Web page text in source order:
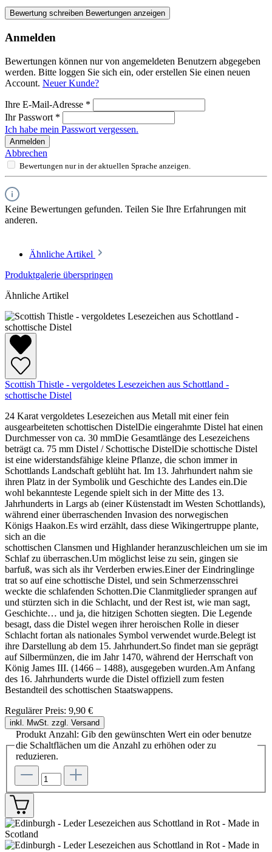
Bewertung schreiben Bewertungen anzeigen
Anmelden
Bewertungen können nur von angemeldeten Benutzern abgegeben
werden. Bitte loggen Sie sich ein, oder erstellen Sie einen neuen
Account. Neuer Kunde?
Ihre E-Mail-Adresse *
Ihr Passwort *
Ich habe mein Passwort vergessen.
Anmelden
Abbrechen
Bewertungen nur in der aktuellen Sprache anzeigen.
Keine Bewertungen gefunden. Teilen Sie Ihre Erfahrungen mit
anderen.
Ähnliche Artikel
Produktgalerie überspringen
Ähnliche Artikel
Scottish Thistle - vergoldetes Lesezeichen aus Schottland -
schottische Distel
24 Karat vergoldetes Lesezeichen aus Metall mit einer fein
ausgearbeiteten schottischen DistelDie eingerahmte Distel hat einen
Durchmesser von ca. 30 mmDie Gesamtlänge des Lesezeichens
beträgt ca. 75 mm Distel / Schottische DistelDie schottische Distel
ist eine widerstandsfähige kleine Pflanze, die schon immer in
Schottlands Landschaft geblüht hat. Im 13. Jahrhundert nahm sie
ihren Platz in der Symbolik und Geschichte des Landes ein.Die
wohl bekannteste Legende spielt sich in der Mitte des 13.
Jahrhunderts in Largs ab (einer Küstenstadt im Westen Schottlands),
während einer überraschenden Invasion des norwegischen
Königs Haakon.Es wird erzählt, dass diese Wikingertruppe plante,
sich an die
schottischen Clansmen und Highlander heranzuschleichen um sie im
Schlaf zu überraschen.Um möglichst leise zu sein, gingen sie
barfuß, was sich als ihr Verderben erwies.Einer der Eindringlinge
trat so auf eine schottische Distel, und sein Schmerzensschrei
weckte die schlafenden Schotten.Die Clanmitglieder sprangen auf
und stürzten sich in die Schlacht, und der Rest ist, wie man sagt,
Geschichte… und ja, die hitzigen Schotten siegten. Die Legende
besagt, dass die Distel wegen ihrer heroischen Rolle in dieser
Schlacht fortan als nationales Symbol verwendet wurde.Belegt ist
ihre Darstellung ab dem 15. Jahrhundert.So findet man sie geprägt
auf Silbermünzen, die im Jahr 1470, während der Herrschaft von
König James III. (1466 – 1488), ausgegeben wurden.Am Anfang
des 16. Jahrhunderts wurde die Distel offiziell zum festen
Bestandteil des schottischen Staatswappens.
Regulärer Preis: 9,90 €
inkl. MwSt. zzgl. Versand
Produkt Anzahl: Gib den gewünschten Wert ein oder benutze
die Schaltflächen um die Anzahl zu erhöhen oder zu
reduzieren.